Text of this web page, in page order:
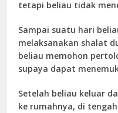
tetapi beliau tidak
Sampai suatu hari
melaksanakan shalat
beliau memohon
supaya dapat
Setelah beliau keluar
ke rumahnya, di